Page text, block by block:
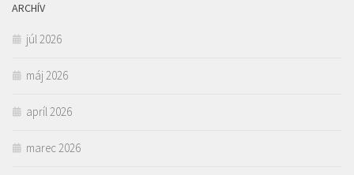
ARCHÍV
júl 2026
máj 2026
apríl 2026
marec 2026